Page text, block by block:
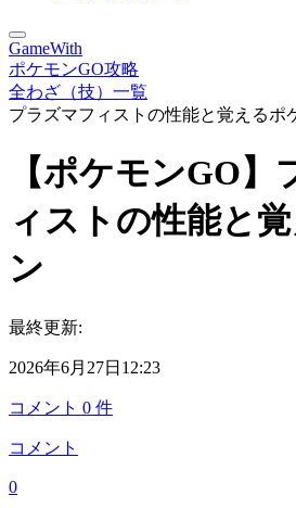
GameWith
ポケモンGO攻略
全わざ（技）一覧
プラズマフィストの性能と覚えるポ
【ポケモンGO】
ィストの性能と
ン
最終更新:
2026年6月27日12:23
コメント 0 件
コメント
0